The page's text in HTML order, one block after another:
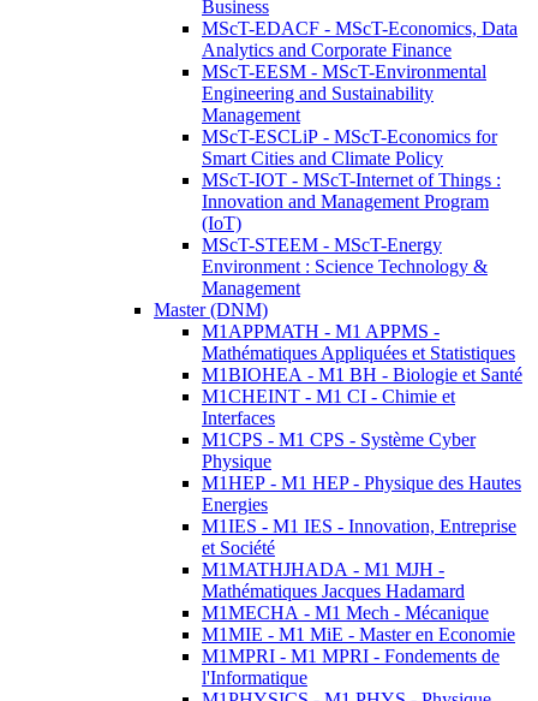
Business
MScT-EDACF - MScT-Economics, Data
Analytics and Corporate Finance
MScT-EESM - MScT-Environmental
Engineering and Sustainability
Management
MScT-ESCLiP - MScT-Economics for
Smart Cities and Climate Policy
MScT-IOT - MScT-Internet of Things :
Innovation and Management Program
(IoT)
MScT-STEEM - MScT-Energy
Environment : Science Technology &
Management
Master (DNM)
M1APPMATH - M1 APPMS -
Mathématiques Appliquées et Statistiques
M1BIOHEA - M1 BH - Biologie et Santé
M1CHEINT - M1 CI - Chimie et
Interfaces
M1CPS - M1 CPS - Système Cyber
Physique
M1HEP - M1 HEP - Physique des Hautes
Energies
M1IES - M1 IES - Innovation, Entreprise
et Société
M1MATHJHADA - M1 MJH -
Mathématiques Jacques Hadamard
M1MECHA - M1 Mech - Mécanique
M1MIE - M1 MiE - Master en Economie
M1MPRI - M1 MPRI - Fondements de
l'Informatique